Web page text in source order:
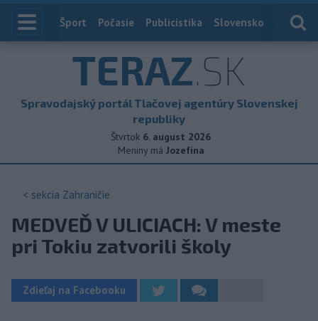
Index
Šport Počasie Publicistika Slovensko
TERAZ.SK
Spravodajský portál Tlačovej agentúry Slovenskej
republiky
Štvrtok 6. august 2026
Meniny má Jozefína
< sekcia Zahraničie
MEDVEĎ V ULICIACH: V meste
pri Tokiu zatvorili školy
Zdieľaj na Facebooku